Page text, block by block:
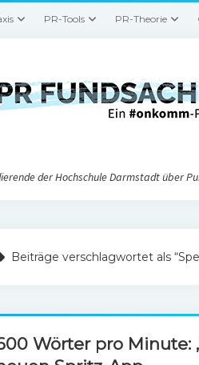
PR-Tools PR-Theorie
der Hochschule Darmstadt über
Beiträge verschlagwortet als
Wörter pro Minute: